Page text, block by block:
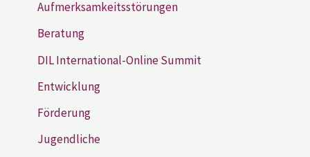
Aufmerksamkeitsstörungen
Beratung
DIL International-Online Summit
Entwicklung
Förderung
Jugendliche